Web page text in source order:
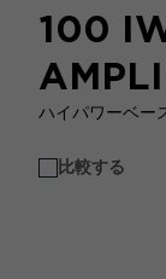
100
ハイパワーベー
比較する